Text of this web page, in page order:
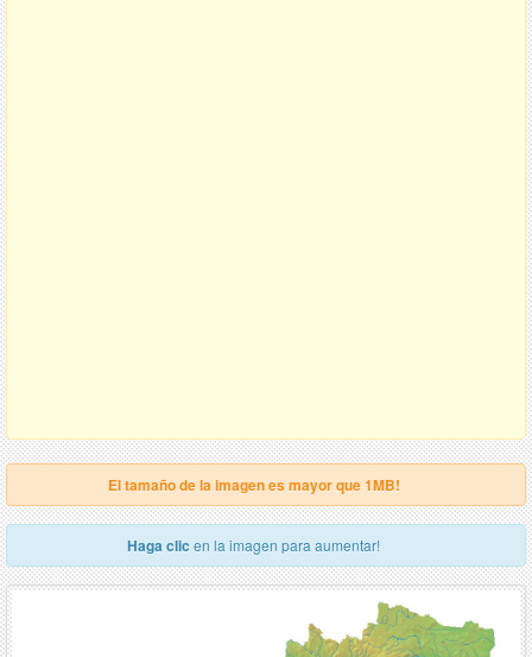
El tamaño de la imagen es mayor que 1MB!
Haga clic en la imagen para aumentar!